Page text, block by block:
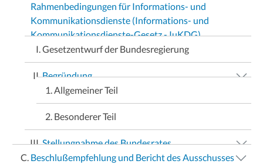
Rahmenbedingungen für Informations- und
Kommunikationsdienste (Informations- und
Kommunikationsdienste-Gesetz - IuKDG)
Gesetzentwurf der Bundesregierung
Begründung
Allgemeiner Teil
Besonderer Teil
Stellungnahme des Bundesrates
Beschlußempfehlung und Bericht des Ausschusses